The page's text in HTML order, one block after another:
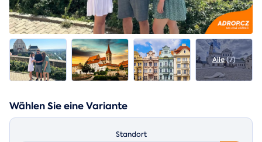
Alle(7)
Wählen Sie eine Variante
Standort